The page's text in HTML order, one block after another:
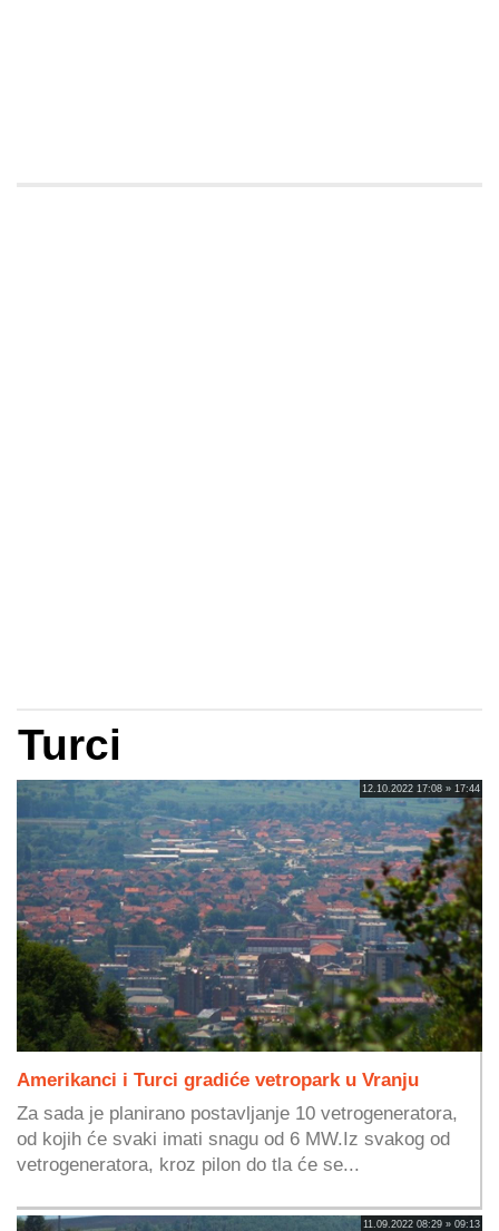
Turci
12.10.2022 17:08 » 17:44
Amerikanci i Turci gradiće vetropark u Vranju
Za sada je planirano postavljanje 10 vetrogeneratora,
od kojih će svaki imati snagu od 6 MW.Iz svakog od
vetrogeneratora, kroz pilon do tla će se...
11.09.2022 08:29 » 09:13